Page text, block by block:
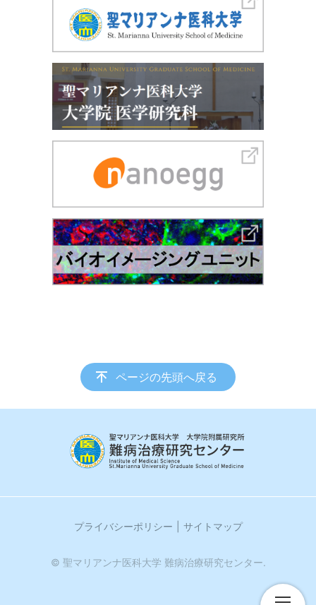
ページの先頭へ戻る
プライバシーポリシー サイトマップ
© 聖マリアンナ医科大学 難病治療研究センター.